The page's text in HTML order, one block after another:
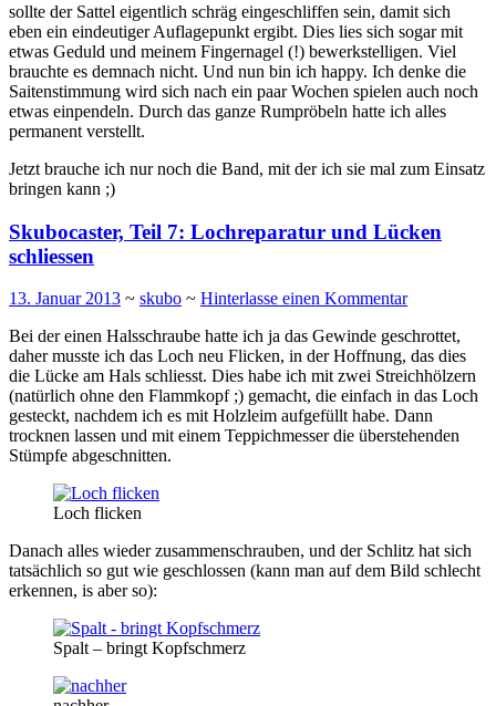
sollte der Sattel eigentlich schräg eingeschliffen sein, damit sich
eben ein eindeutiger Auflagepunkt ergibt. Dies lies sich sogar mit
etwas Geduld und meinem Fingernagel (!) bewerkstelligen. Viel
brauchte es demnach nicht. Und nun bin ich happy. Ich denke die
Saitenstimmung wird sich nach ein paar Wochen spielen auch noch
etwas einpendeln. Durch das ganze Rumpröbeln hatte ich alles
permanent verstellt.
Jetzt brauche ich nur noch die Band, mit der ich sie mal zum Einsatz
bringen kann ;)
Skubocaster, Teil 7: Lochreparatur und Lücken
schliessen
13. Januar 2013 ~ skubo ~ Hinterlasse einen Kommentar
Bei der einen Halsschraube hatte ich ja das Gewinde geschrottet,
daher musste ich das Loch neu Flicken, in der Hoffnung, das dies
die Lücke am Hals schliesst. Dies habe ich mit zwei Streichhölzern
(natürlich ohne den Flammkopf ;) gemacht, die einfach in das Loch
gesteckt, nachdem ich es mit Holzleim aufgefüllt habe. Dann
trocknen lassen und mit einem Teppichmesser die überstehenden
Stümpfe abgeschnitten.
Loch flicken
Danach alles wieder zusammenschrauben, und der Schlitz hat sich
tatsächlich so gut wie geschlossen (kann man auf dem Bild schlecht
erkennen, is aber so):
Spalt – bringt Kopfschmerz